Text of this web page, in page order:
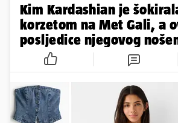
Kim Kardashian je
korzetom na Met Gali, a
posljedice njegovog